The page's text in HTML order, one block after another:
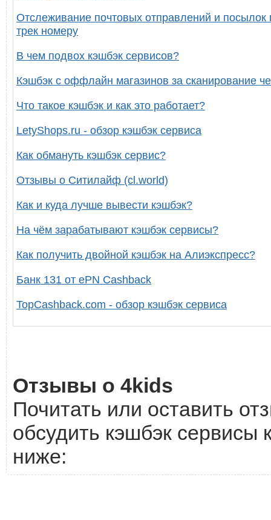
Отслеживание почтовых отправлений и посылок
трек номеру
В чем подвох кэшбэк сервисов?
Кэшбэк с оффлайн магазинов за сканирование
Что такое кэшбэк и как это работает?
LetyShops.ru - обзор кэшбэк сервиса
Как обмануть кэшбэк сервис?
Отзывы о Ситилайф (cl.world)
Как и куда лучше вывести кэшбэк?
На чём зарабатывают кэшбэк сервисы?
Как получить двойной кэшбэк на Алиэкспресс?
Банк 131 от ePN Cashback
TopCashback.com - обзор кэшбэк сервиса
Отзывы о 4kids
Почитать или оставить
обсудить кэшбэк сервисы
ниже: